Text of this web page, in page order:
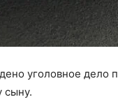
уголовное
сыну.